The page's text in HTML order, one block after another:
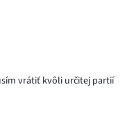
vrátiť kvôli určitej partií